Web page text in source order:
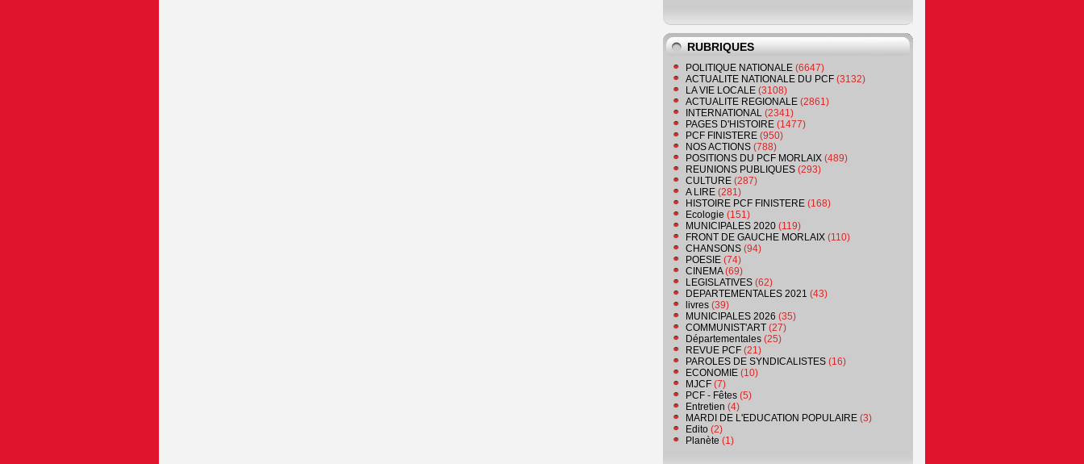
RUBRIQUES
POLITIQUE NATIONALE (6647)
ACTUALITE NATIONALE DU PCF (3132)
LA VIE LOCALE (3108)
ACTUALITE REGIONALE (2861)
INTERNATIONAL (2341)
PAGES D'HISTOIRE (1477)
PCF FINISTERE (950)
NOS ACTIONS (788)
POSITIONS DU PCF MORLAIX (489)
REUNIONS PUBLIQUES (293)
CULTURE (287)
A LIRE (281)
HISTOIRE PCF FINISTERE (168)
Ecologie (151)
MUNICIPALES 2020 (119)
FRONT DE GAUCHE MORLAIX (110)
CHANSONS (94)
POESIE (74)
CINEMA(69)
LEGISLATIVES (62)
DEPARTEMENTALES 2021 (43)
livres (39)
MUNICIPALES 2026 (35)
COMMUNIST'ART (27)
Départementales (25)
REVUE PCF (21)
PAROLES DE SYNDICALISTES (16)
ECONOMIE (10)
MJCF (7)
PCF - Fêtes (5)
Entretien (4)
MARDI DE L'EDUCATION POPULAIRE (3)
Edito (2)
Planète (1)